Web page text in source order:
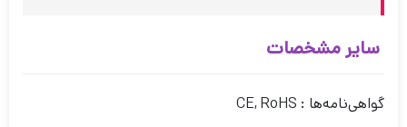
سایر مشخصات
گواهی‌نامه‌ها : CE, RoHS